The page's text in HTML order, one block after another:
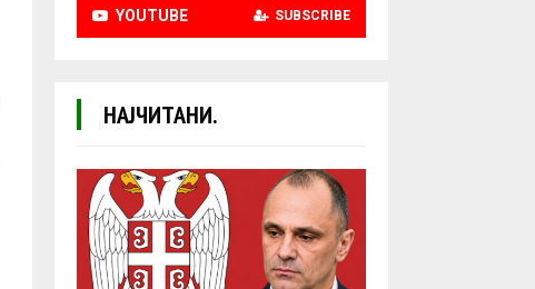
YOUTUBE SUBSCRIBE
НАЈЧИТАНИ.